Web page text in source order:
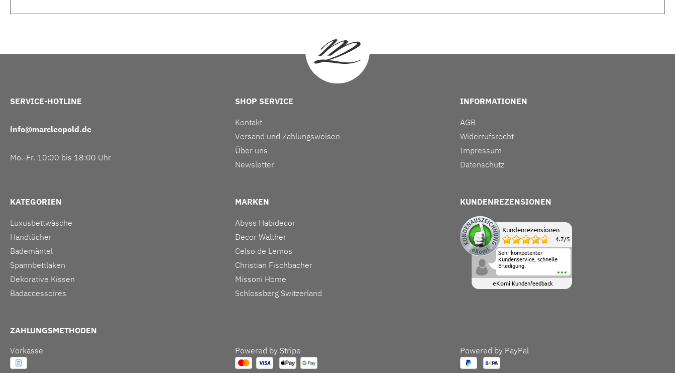
SERVICE-HOTLINE
info@marcleopold.de
Mo.-Fr. 10:00 bis 18:00 Uhr
SHOP SERVICE
Kontakt
Versand und Zahlungsweisen
Über uns
Newsletter
INFORMATIONEN
AGB
Widerrufsrecht
Impressum
Datenschutz
KATEGORIEN
Luxusbettwäsche
Handtücher
Bademäntel
Spannbettlaken
Dekorative Kissen
Badaccessoires
MARKEN
Abyss Habidecor
Decor Walther
Celso de Lemos
Christian Fischbacher
Missoni Home
Schlossberg Switzerland
KUNDENREZENSIONEN
Kundenrezensionen
4.7/5
Sehr kompetenter
Kundenservice, schnelle
Erledigung.
eKomi Kundenfeedback
ZAHLUNGSMETHODEN
Vorkasse
Powered by Stripe Powered by PayPal